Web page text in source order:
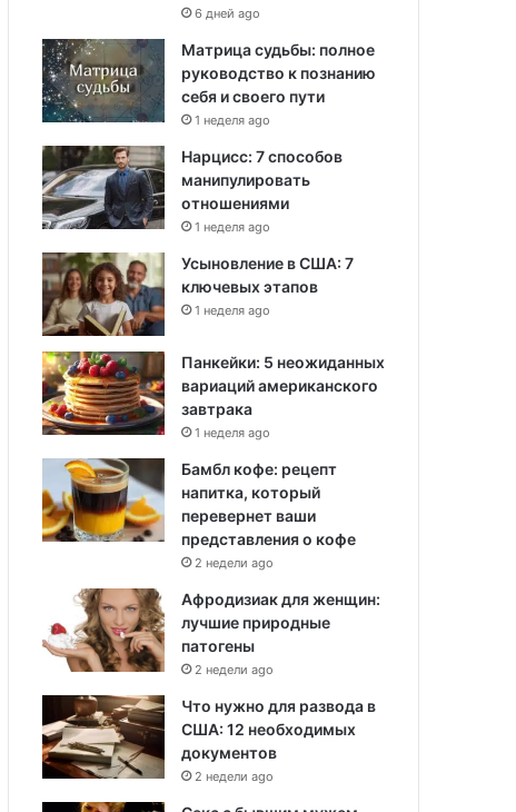
6 дней ago
Матрица судьбы: полное
руководство к познанию
себя и своего пути
1 неделя ago
Нарцисс: 7 способов
манипулировать
отношениями
1 неделя ago
Усыновление в США: 7
ключевых этапов
1 неделя ago
Панкейки: 5 неожиданных
вариаций американского
завтрака
1 неделя ago
Бамбл кофе: рецепт
напитка, который
перевернет ваши
представления о кофе
2 недели ago
Афродизиак для женщин:
лучшие природные
патогены
2 недели ago
Что нужно для развода в
США: 12 необходимых
документов
2 недели ago